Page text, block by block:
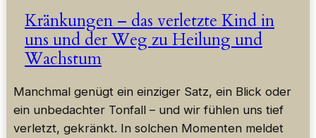
Kränkungen – das verletzte Kind in
uns und der Weg zu Heilung und
Wachstum
Manchmal genügt ein einziger Satz, ein Blick oder
ein unbedachter Tonfall – und wir fühlen uns tief
verletzt, gekränkt. In solchen Momenten meldet